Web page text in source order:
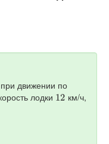
движении по
лодки 12 км/ч,